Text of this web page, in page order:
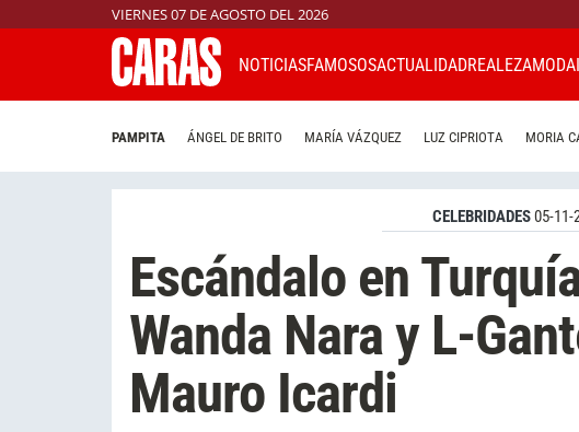
VIERNES 07 DE AGOSTO DEL 2026
NOTICIASFAMOSOSACTUALIDADREALEZAMODA
PAMPITA ÁNGEL DE BRITO MARÍA VÁZQUEZ LUZ CIPRIOTA MORIA
CELEBRIDADES05-11-
Escándalo en
Wanda Nara y L-
Mauro Icardi